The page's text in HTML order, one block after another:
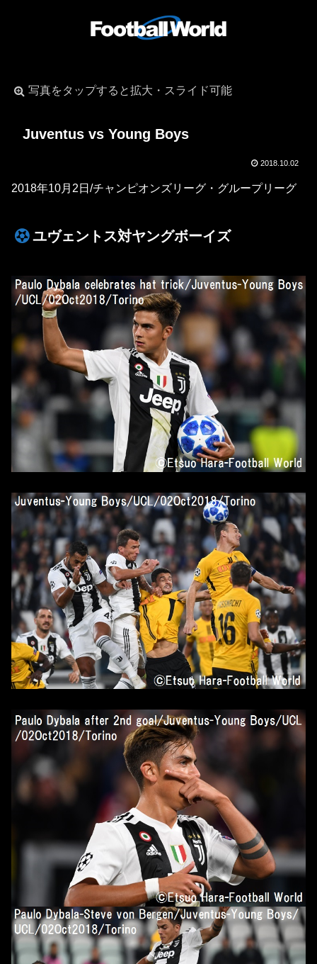
写真をタップすると拡大・スライド可能
Juventus vs Young Boys
2018.10.02
2018年10月2日/チャンピオンズリーグ・グループリーグ
ユヴェントス対ヤングボーイズ